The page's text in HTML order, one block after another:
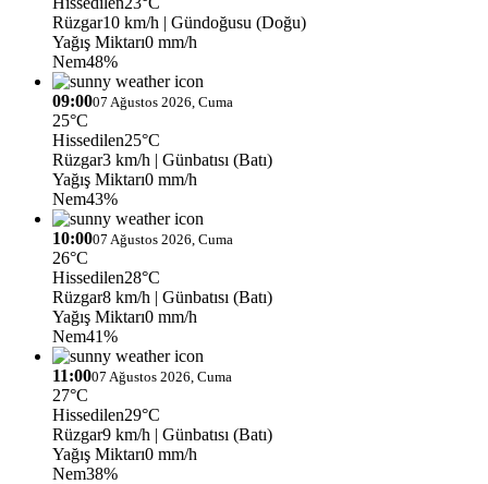
Rüzgar10 km/h | Gündoğusu (Doğu)
Yağış Miktarı0 mm/h
Nem48%
09:0007 Ağustos 2026, Cuma
25°C
Hissedilen25°C
Rüzgar3 km/h | Günbatısı (Batı)
Yağış Miktarı0 mm/h
Nem43%
10:0007 Ağustos 2026, Cuma
26°C
Hissedilen28°C
Rüzgar8 km/h | Günbatısı (Batı)
Yağış Miktarı0 mm/h
Nem41%
11:0007 Ağustos 2026, Cuma
27°C
Hissedilen29°C
Rüzgar9 km/h | Günbatısı (Batı)
Yağış Miktarı0 mm/h
Nem38%